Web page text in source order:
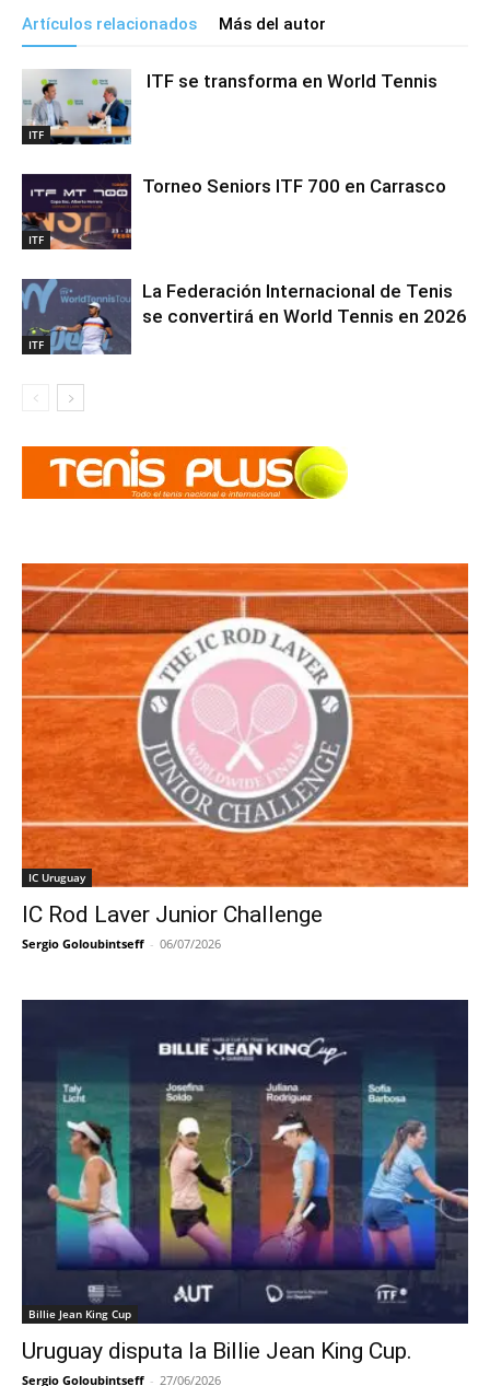
Artículos relacionados Más del autor
ITF
ITF se transforma en World Tennis
ITF
Torneo Seniors ITF 700 en Carrasco
ITF
La Federación Internacional de Tenis
se convertirá en World Tennis en 2026
IC Uruguay
IC Rod Laver Junior Challenge
Sergio Goloubintseff - 06/07/2026
Billie Jean King Cup
Uruguay disputa la Billie Jean King Cup.
Sergio Goloubintseff - 27/06/2026